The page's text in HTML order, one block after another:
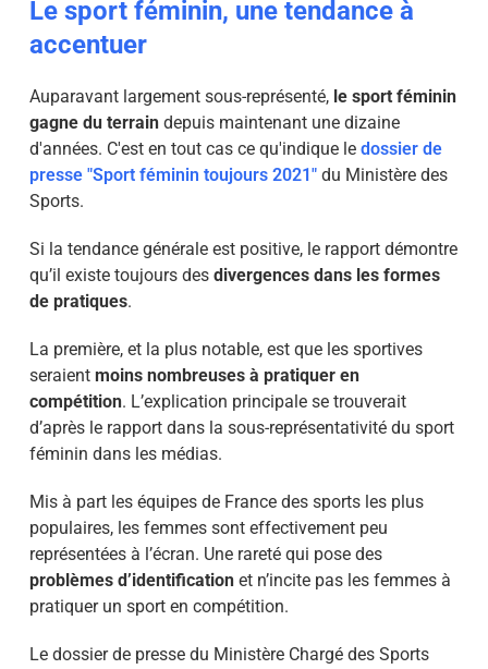
Le sport féminin, une tendance à
accentuer
Auparavant largement sous-représenté, le sport féminin
gagne du terraindepuis maintenant une dizaine
d'années. C'est en tout cas ce qu'indique le dossier de
presse "Sport féminin toujours 2021"du Ministère des
Sports.
Si la tendance générale est positive, le rapport démontre
qu’il existe toujours des divergences dans les formes
de pratiques.
La première, et la plus notable, est que les sportives
seraient moins nombreuses à pratiquer en
compétition. L’explication principale se trouverait
d’après le rapport dans la sous-représentativité du sport
féminin dans les médias.
Mis à part les équipes de France des sports les plus
populaires, les femmes sont effectivement peu
représentées à l’écran. Une rareté qui pose des
problèmes d’identificationet n’incite pas les femmes à
pratiquer un sport en compétition.
Le dossier de presse du Ministère Chargé des Sports